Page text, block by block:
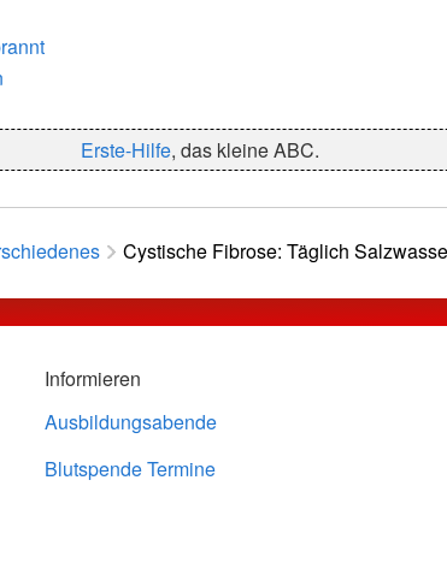
Erste-Hilfe, das kleine ABC.
Cystische Fibrose: Täglich
Informieren
Ausbildungsabende
Blutspende Termine